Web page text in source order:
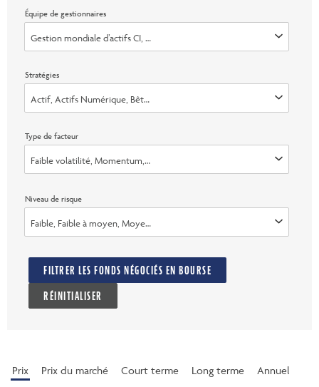
Équipe de gestionnaires
Gestion mondiale d’actifs CI, One Capital Management, LLC, Galaxy
Stratégies
Actif, Actifs Numérique, Bêta, Bêta intelligent, FNB de répartition de
Type de facteur
Faible volatilité, Momentum, Valeur, Multifactoriel, Qualité, Dividende
Niveau de risque
Faible, Faible à moyen, Moyen, Moyen &agrave; &eacute;lev&eacute;,
FILTRER LES FONDS NÉGOCIÉS EN BOURSE
RÉINITIALISER
Prix Prix ​​du marché Court terme Long terme
Annuel